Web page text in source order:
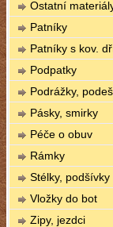
Ostatní
Patníky
Patníky s kov.
Podpatky
Podrážky,
Pásky, smirky
Péče o obuv
Rámky
Stélky, podšívky
Vložky do bot
Zipy, jezdci